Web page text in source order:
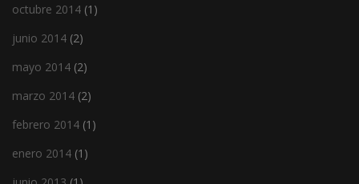
octubre 2014 (1)
junio 2014 (2)
mayo 2014 (2)
marzo 2014 (2)
febrero 2014 (1)
enero 2014 (1)